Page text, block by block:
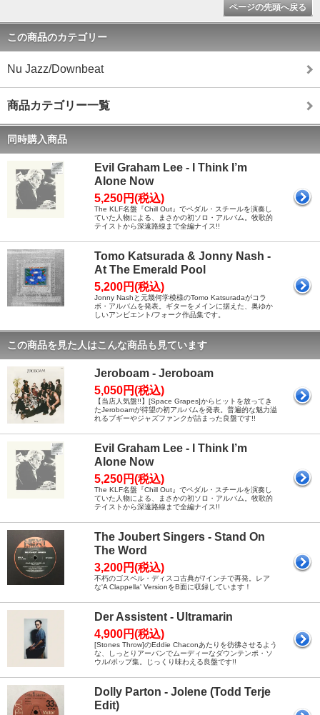
ページの先頭へ戻る
この商品のカテゴリー
Nu Jazz/Downbeat
商品カテゴリー一覧
同時購入商品
Evil Graham Lee - I Think I’m
Alone Now
5,250円(税込)
The KLF名盤『Chill Out』でペダル・スチールを演奏し
ていた人物による、まさかの初ソロ・アルバム。牧歌的
テイストから深遠路線まで全編ナイス!!
Tomo Katsurada & Jonny Nash -
At The Emerald Pool
5,200円(税込)
Jonny Nashと元幾何学模様のTomo Katsuradaがコラ
ボ・アルバムを発表。ギターをメインに据えた、奥ゆか
しいアンビエント/フォーク作品集です。
この商品を見た人はこんな商品も見ています
Jeroboam - Jeroboam
5,050円(税込)
【当店人気盤!!】[Space Grapes]からヒットを放ってき
たJeroboamが待望の初アルバムを発表。普遍的な魅力溢
れるブギーやジャズファンクが詰まった良盤です!!
Evil Graham Lee - I Think I’m
Alone Now
5,250円(税込)
The KLF名盤『Chill Out』でペダル・スチールを演奏し
ていた人物による、まさかの初ソロ・アルバム。牧歌的
テイストから深遠路線まで全編ナイス!!
The Joubert Singers - Stand On
The Word
3,200円(税込)
不朽のゴスペル・ディスコ古典が7インチで再発。レア
な'A Clappella' VersionをB面に収録しています！
Der Assistent - Ultramarin
4,900円(税込)
[Stones Throw]のEddie Chaconあたりを彷彿させるよう
な、しっとりアーバンでムーディーなダウンテンポ・ソ
ウル/ポップ集。じっくり味わえる良盤です!!
Dolly Parton - Jolene (Todd Terje
Edit)